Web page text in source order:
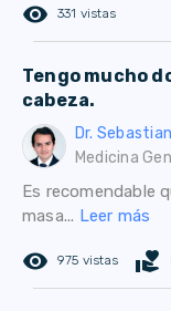
remove_red_eye 331 vistas
Tengo mucho
cabeza.
Dr.
Medicina
Es recomendable
masa... Leer más
remove_red_eye 975 vistas volunteer_activism